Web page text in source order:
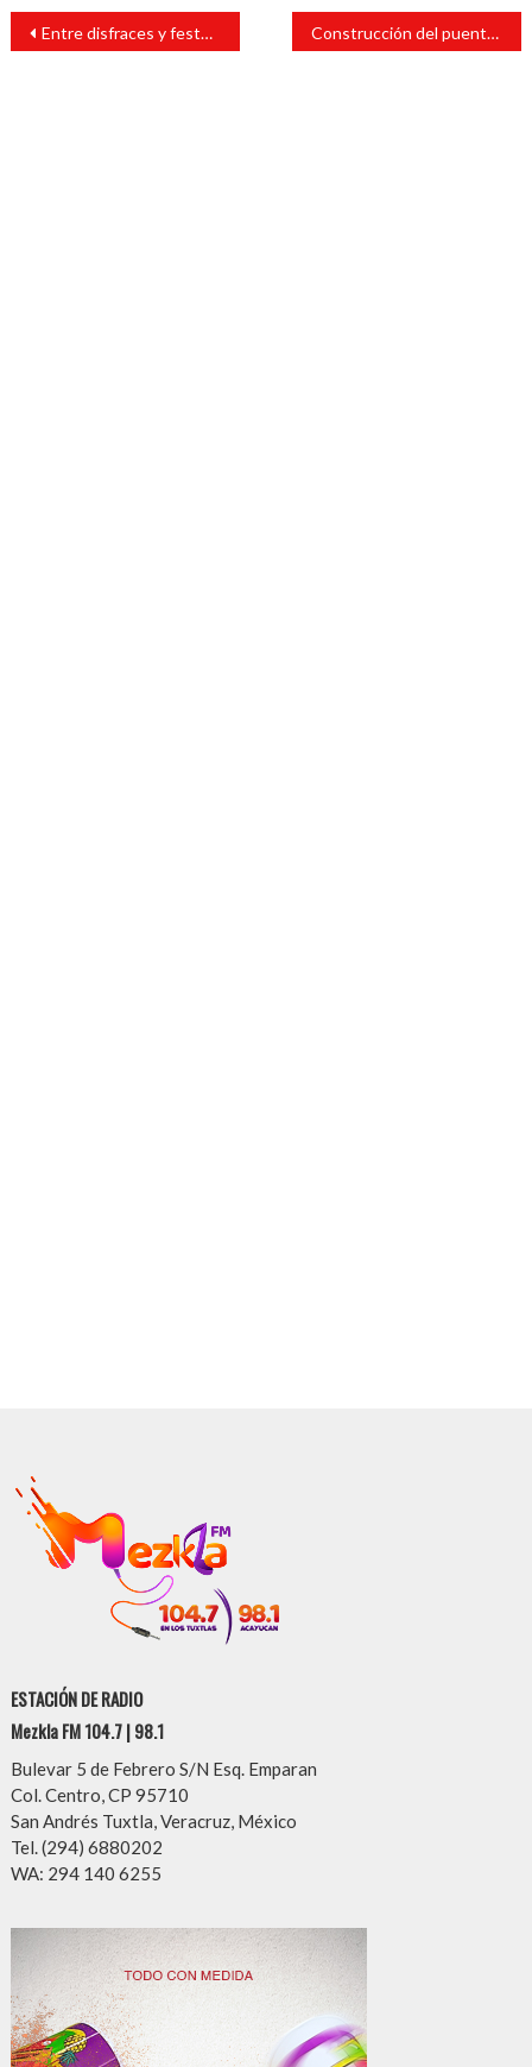
Navegación
entradas
Entre disfraces y festejo, se llevó a cabo colorido desfile en Catemaco Construcción del puente Martínez III podría adelantarse: Gobernadora
ESTACIÓN DE RADIO
Mezkla FM 104.7 | 98.1
Bulevar 5 de Febrero S/N Esq. Emparan
Col. Centro, CP 95710
San Andrés Tuxtla, Veracruz, México
Tel. (294) 6880202
WA: 294 140 6255